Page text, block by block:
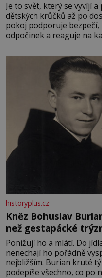
Je to svět, který se vyvíjí
dětských krůčků až po
pokoj podporuje
odpočinek a reaguje na
měkkost a bezpečí,
především klidně a
historyplus.cz
Kněz Bohuslav
než gestapácké
Ponižují ho a mlátí. Do
nenechají ho pořádně
nejbližším. Burian kruté
podepíše všechno, co po